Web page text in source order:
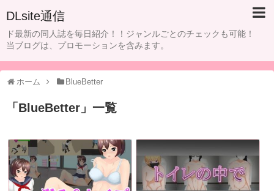
DLsite通信
ド最新の同人誌を毎日紹介！！ジャンルごとのチェックも可能！
当ブログは、プロモーションを含みます。
ホーム BlueBetter
「 BlueBetter 」 一覧